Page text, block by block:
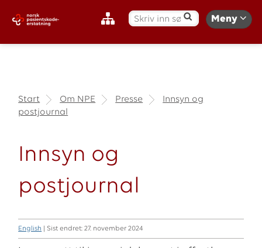
S
k
Meny
Start Om NPE Presse
Innsyn og
postjournal
Innsyn og
postjournal
English | Sist endret: 27. november 2024